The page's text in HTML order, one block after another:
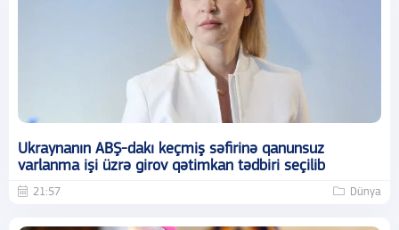
Ukraynanın ABŞ-dakı keçmiş səfirinə qanunsuz
varlanma işi üzrə girov qətimkan tədbiri seçilib
21:57 Dünya